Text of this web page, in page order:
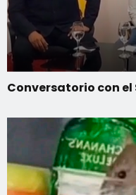
Conversatorio con el